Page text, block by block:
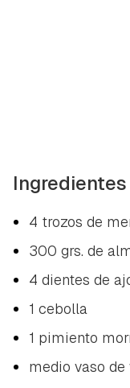
Ingredientes
4 trozos de
300 grs. de
4 dientes de
1 cebolla
1 pimiento
medio vaso